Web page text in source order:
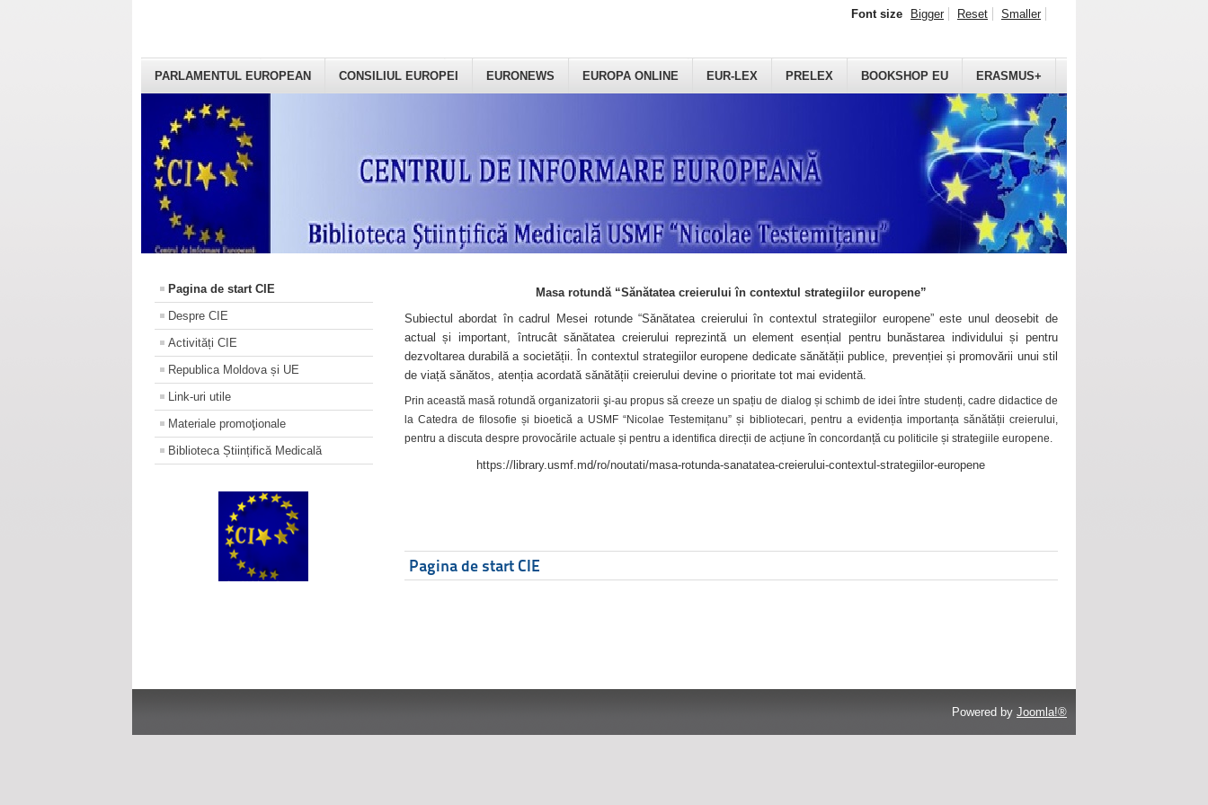
PARLAMENTUL EUROPEAN CONSILIUL EUROPEI EURONEWS EUROPA ONLINE EUR-LEX PRELEX BOOKSHOP EU ERASMUS+
Font size Bigger Reset Smaller
Pagina de start CIE
Despre CIE
Activități CIE
Republica Moldova și UE
Link-uri utile
Materiale promoţionale
Biblioteca Științifică Medicală
Masa rotundă “Sănătatea creierului în contextul strategiilor europene”
Subiectul abordat în cadrul Mesei rotunde “Sănătatea creierului în contextul strategiilor europene” este unul deosebit de
actual și important, întrucât sănătatea creierului reprezintă un element esențial pentru bunăstarea individului și pentru
dezvoltarea durabilă a societății. În contextul strategiilor europene dedicate sănătății publice, prevenției și promovării unui stil
de viață sănătos, atenția acordată sănătății creierului devine o prioritate tot mai evidentă.
Prin această masă rotundă organizatorii şi-au propus să creeze un spațiu de dialog și schimb de idei între studenți, cadre didactice de
la Catedra de filosofie și bioetică a USMF “Nicolae Testemițanu” și bibliotecari, pentru a evidenția importanța sănătății creierului,
pentru a discuta despre provocările actuale și pentru a identifica direcții de acțiune în concordanță cu politicile și strategiile europene.
https://library.usmf.md/ro/noutati/masa-rotunda-sanatatea-creierului-contextul-strategiilor-europene
Pagina de start CIE
Powered by Joomla!®